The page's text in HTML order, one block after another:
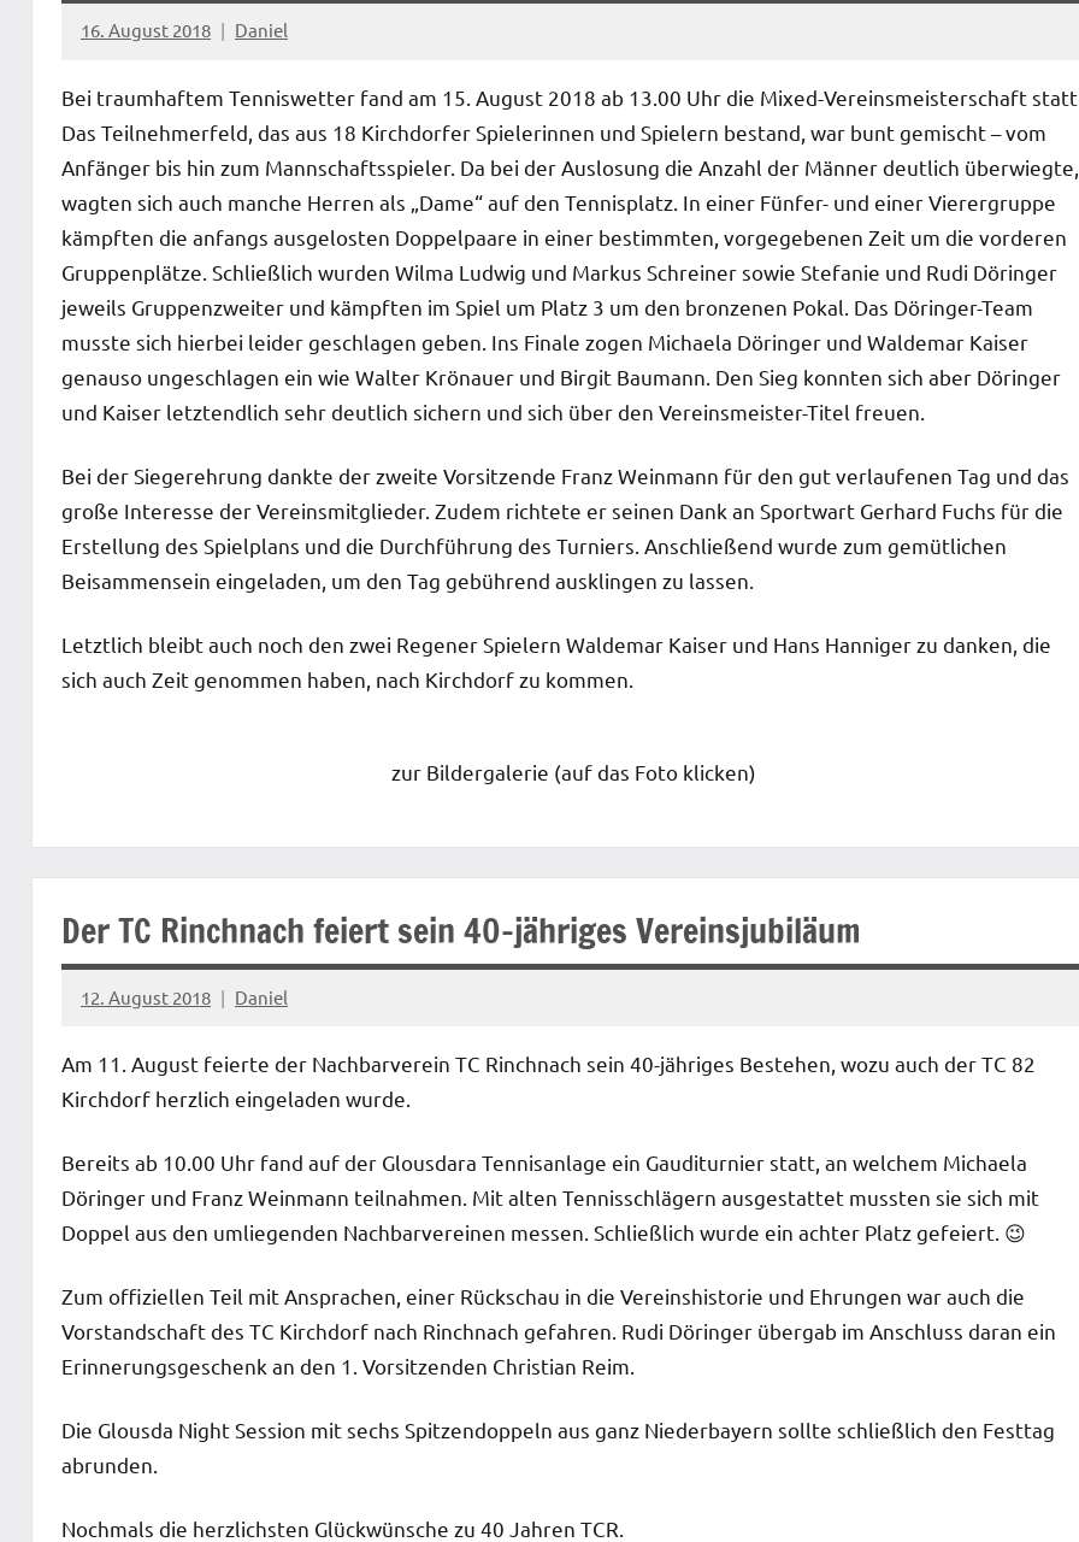
16. August 2018 Daniel
Bei traumhaftem Tenniswetter fand am 15. August 2018 ab 13.00 Uhr die Mixed-Vereinsmeisterschaft
Das Teilnehmerfeld, das aus 18 Kirchdorfer Spielerinnen und Spielern bestand, war bunt gemischt – vom
Anfänger bis hin zum Mannschaftsspieler. Da bei der Auslosung die Anzahl der Männer deutlich überwiegte,
wagten sich auch manche Herren als „Dame“ auf den Tennisplatz. In einer Fünfer- und einer Vierergruppe
kämpften die anfangs ausgelosten Doppelpaare in einer bestimmten, vorgegebenen Zeit um die vorderen
Gruppenplätze. Schließlich wurden Wilma Ludwig und Markus Schreiner sowie Stefanie und Rudi Döringer
jeweils Gruppenzweiter und kämpften im Spiel um Platz 3 um den bronzenen Pokal. Das Döringer-Team
musste sich hierbei leider geschlagen geben. Ins Finale zogen Michaela Döringer und Waldemar Kaiser
genauso ungeschlagen ein wie Walter Krönauer und Birgit Baumann. Den Sieg konnten sich aber Döringer
und Kaiser letztendlich sehr deutlich sichern und sich über den Vereinsmeister-Titel freuen.
Bei der Siegerehrung dankte der zweite Vorsitzende Franz Weinmann für den gut verlaufenen Tag und das
große Interesse der Vereinsmitglieder. Zudem richtete er seinen Dank an Sportwart Gerhard Fuchs für die
Erstellung des Spielplans und die Durchführung des Turniers. Anschließend wurde zum gemütlichen
Beisammensein eingeladen, um den Tag gebührend ausklingen zu lassen.
Letztlich bleibt auch noch den zwei Regener Spielern Waldemar Kaiser und Hans Hanniger zu danken, die
sich auch Zeit genommen haben, nach Kirchdorf zu kommen.
zur Bildergalerie (auf das Foto klicken)
Der TC Rinchnach feiert sein 40-jähriges Vereinsjubiläum
12. August 2018 Daniel
Am 11. August feierte der Nachbarverein TC Rinchnach sein 40-jähriges Bestehen, wozu auch der TC 82
Kirchdorf herzlich eingeladen wurde.
Bereits ab 10.00 Uhr fand auf der Glousdara Tennisanlage ein Gauditurnier statt, an welchem Michaela
Döringer und Franz Weinmann teilnahmen. Mit alten Tennisschlägern ausgestattet mussten sie sich mit
Doppel aus den umliegenden Nachbarvereinen messen. Schließlich wurde ein achter Platz gefeiert. 😉
Zum offiziellen Teil mit Ansprachen, einer Rückschau in die Vereinshistorie und Ehrungen war auch die
Vorstandschaft des TC Kirchdorf nach Rinchnach gefahren. Rudi Döringer übergab im Anschluss daran ein
Erinnerungsgeschenk an den 1. Vorsitzenden Christian Reim.
Die Glousda Night Session mit sechs Spitzendoppeln aus ganz Niederbayern sollte schließlich den Festtag
abrunden.
Nochmals die herzlichsten Glückwünsche zu 40 Jahren TCR.